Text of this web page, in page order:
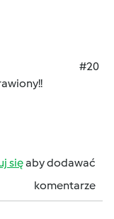
#20
sięaby dodawać
komentarze